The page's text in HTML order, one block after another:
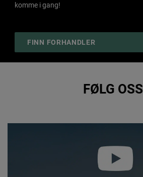
komme i gang!
FINN FORHANDLER
FØLG OSS